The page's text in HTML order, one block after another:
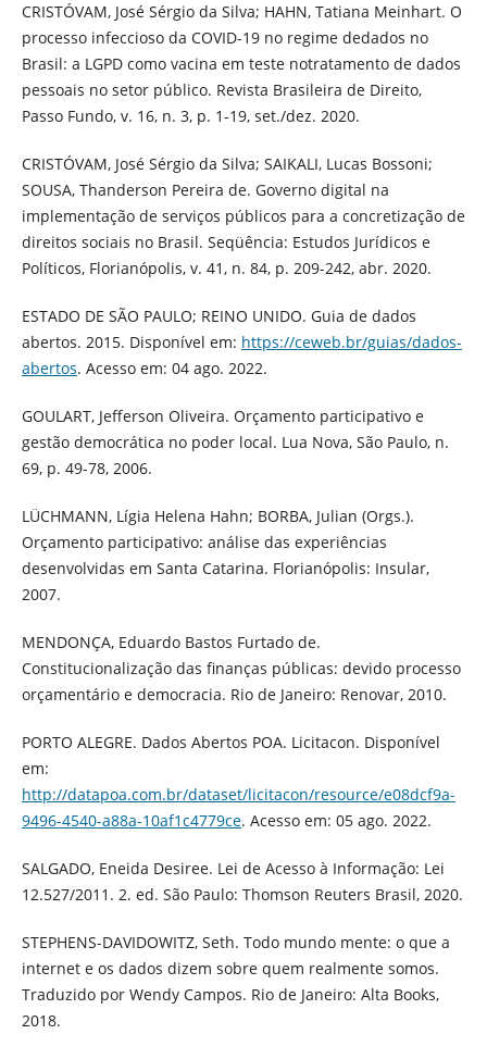
CRISTÓVAM, José Sérgio da Silva; HAHN, Tatiana Meinhart. O
processo infeccioso da COVID-19 no regime dedados no
Brasil: a LGPD como vacina em teste notratamento de dados
pessoais no setor público. Revista Brasileira de Direito,
Passo Fundo, v. 16, n. 3, p. 1-19, set./dez. 2020.
CRISTÓVAM, José Sérgio da Silva; SAIKALI, Lucas Bossoni;
SOUSA, Thanderson Pereira de. Governo digital na
implementação de serviços públicos para a concretização de
direitos sociais no Brasil. Seqüência: Estudos Jurídicos e
Políticos, Florianópolis, v. 41, n. 84, p. 209-242, abr. 2020.
ESTADO DE SÃO PAULO; REINO UNIDO. Guia de dados
abertos. 2015. Disponível em: https://ceweb.br/guias/dados-
abertos. Acesso em: 04 ago. 2022.
GOULART, Jefferson Oliveira. Orçamento participativo e
gestão democrática no poder local. Lua Nova, São Paulo, n.
69, p. 49-78, 2006.
LÜCHMANN, Lígia Helena Hahn; BORBA, Julian (Orgs.).
Orçamento participativo: análise das experiências
desenvolvidas em Santa Catarina. Florianópolis: Insular,
2007.
MENDONÇA, Eduardo Bastos Furtado de.
Constitucionalização das finanças públicas: devido processo
orçamentário e democracia. Rio de Janeiro: Renovar, 2010.
PORTO ALEGRE. Dados Abertos POA. Licitacon. Disponível
em:
http://datapoa.com.br/dataset/licitacon/resource/e08dcf9a-
9496-4540-a88a-10af1c4779ce. Acesso em: 05 ago. 2022.
SALGADO, Eneida Desiree. Lei de Acesso à Informação: Lei
12.527/2011. 2. ed. São Paulo: Thomson Reuters Brasil, 2020.
STEPHENS-DAVIDOWITZ, Seth. Todo mundo mente: o que a
internet e os dados dizem sobre quem realmente somos.
Traduzido por Wendy Campos. Rio de Janeiro: Alta Books,
2018.